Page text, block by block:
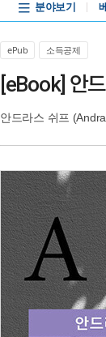
분야보기
ePub 소득공제
[eBook] 안
안드라스 쉬프